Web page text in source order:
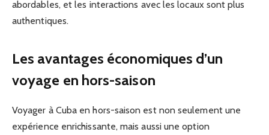
abordables, et les interactions avec les locaux sont plus
authentiques.
Les avantages économiques d’un
voyage en hors-saison
Voyager à Cuba en hors-saison est non seulement une
expérience enrichissante, mais aussi une option